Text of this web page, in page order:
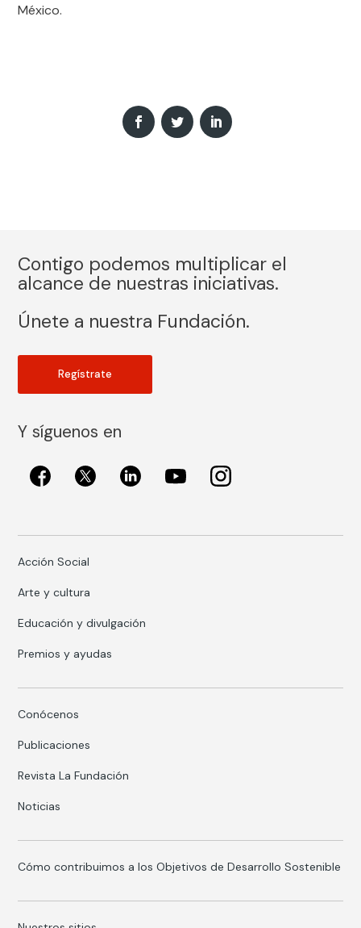
México.
Contigo podemos multiplicar el
alcance de nuestras iniciativas.
Únete a nuestra Fundación.
Regístrate
Y síguenos en
Acción Social
Arte y cultura
Educación y divulgación
Premios y ayudas
Conócenos
Publicaciones
Revista La Fundación
Noticias
Cómo contribuimos a los Objetivos de Desarrollo Sostenible